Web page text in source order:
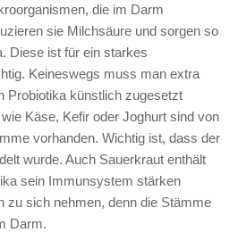
die im Darm
sie Milchsäure und sorgen so
Diese ist für ein starkes
Keineswegs muss man extra
Probiotika künstlich zugesetzt
Käse, Kefir oder Joghurt sind von
vorhanden. Wichtig ist, dass der
wurde. Auch Sauerkraut enthält
sein Immunsystem stärken
zu sich nehmen, denn die Stämme
Darm.